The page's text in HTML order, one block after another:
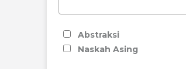
Abstraksi
Naskah Asing